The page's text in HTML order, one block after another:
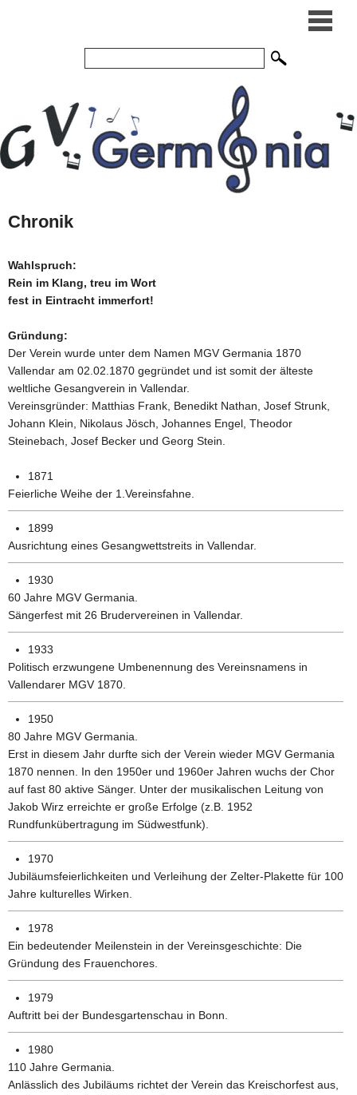
Chronik
Wahlspruch:
Rein im Klang, treu im Wort
fest in Eintracht immerfort!
Gründung:
Der Verein wurde unter dem Namen MGV Germania 1870
Vallendar am 02.02.1870 gegründet und ist somit der älteste
weltliche Gesangverein in Vallendar.
Vereinsgründer: Matthias Frank, Benedikt Nathan, Josef Strunk,
Johann Klein, Nikolaus Jösch, Johannes Engel, Theodor
Steinebach, Josef Becker und Georg Stein.
1871
Feierliche Weihe der 1.Vereinsfahne.
1899
Ausrichtung eines Gesangwettstreits in Vallendar.
1930
60 Jahre MGV Germania.
Sängerfest mit 26 Brudervereinen in Vallendar.
1933
Politisch erzwungene Umbenennung des Vereinsnamens in
Vallendarer MGV 1870.
1950
80 Jahre MGV Germania.
Erst in diesem Jahr durfte sich der Verein wieder MGV Germania
1870 nennen. In den 1950er und 1960er Jahren wuchs der Chor
auf fast 80 aktive Sänger. Unter der musikalischen Leitung von
Jakob Wirz erreichte er große Erfolge (z.B. 1952
Rundfunkübertragung im Südwestfunk).
1970
Jubiläumsfeierlichkeiten und Verleihung der Zelter-Plakette für 100
Jahre kulturelles Wirken.
1978
Ein bedeutender Meilenstein in der Vereinsgeschichte: Die
Gründung des Frauenchores.
1979
Auftritt bei der Bundesgartenschau in Bonn.
1980
110 Jahre Germania.
Anlässlich des Jubiläums richtet der Verein das Kreischorfest aus,